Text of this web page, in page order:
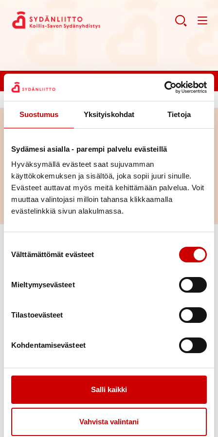
Suostumus Yksityiskohdat Tietoja
Sydämesi asialla - parempi palvelu evästeillä
Hyväksymällä evästeet saat sujuvamman
käyttökokemuksen ja sisältöä, joka sopii juuri sinulle.
Evästeet auttavat myös meitä kehittämään palvelua. Voit
muuttaa valintojasi milloin tahansa klikkaamalla
evästelinkkiä sivun alakulmassa.
Välttämättömät evästeet
Mieltymysevästeet
Tilastoevästeet
Kohdentamisevästeet
Salli kaikki
Vahvista valintani
Haku
Haku
Link to youtube
Link to twitter
Tietoa
Vertaistuki
Tapahtumakalenteri
Virkistystoiminta
Yhteystiedot